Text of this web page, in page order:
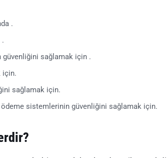
.
.
güvenliğini sağlamak için .
için.
sağlamak için.
sistemlerinin güvenliğini sağlamak için.